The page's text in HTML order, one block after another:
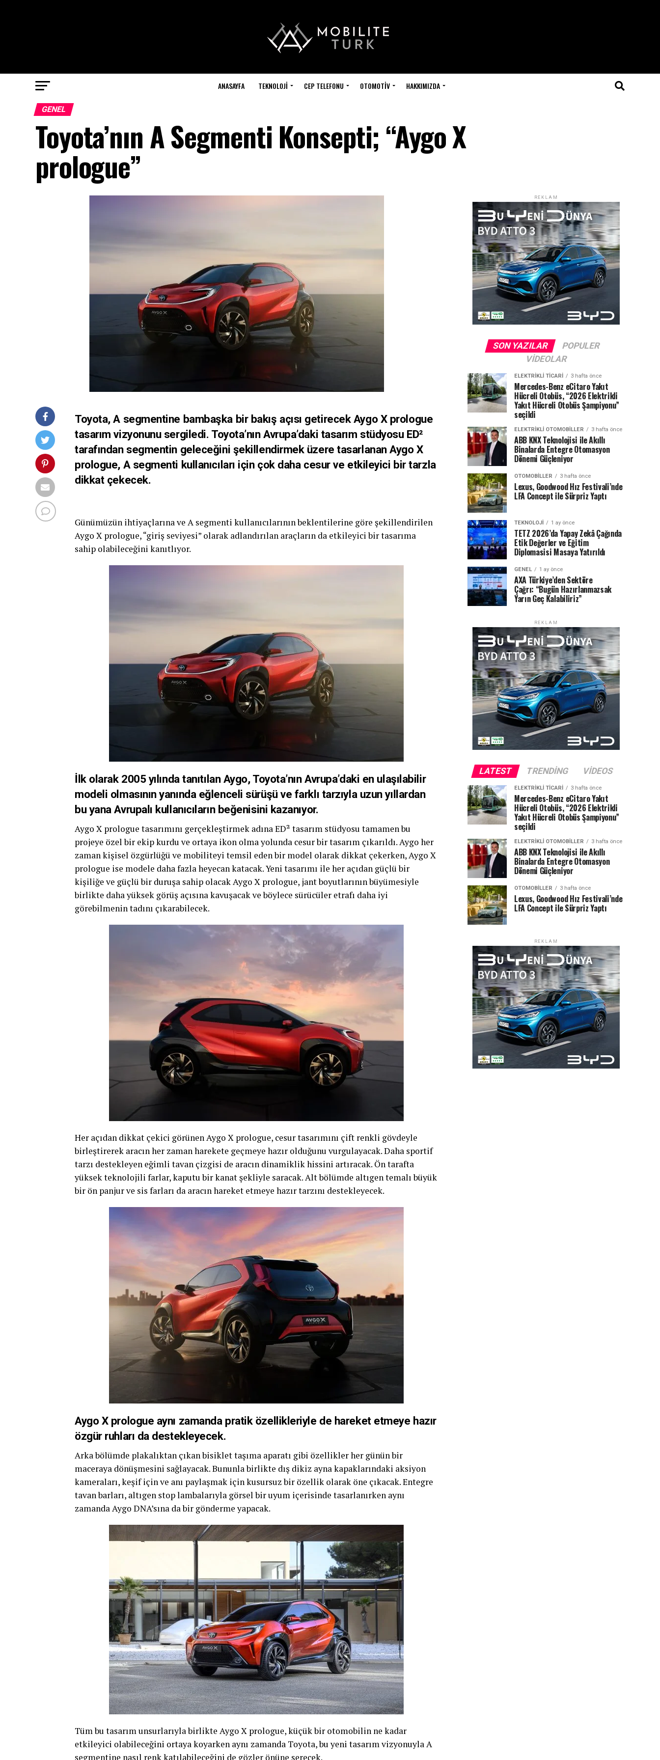
ANASAYFA TEKNOLOJI CEP TELEFONU OTOMOTIV HAKKIMIZDA
GENEL
Toyota’nın A Segmenti Konsepti; “Aygo X
prologue”
Toyota, A segmentine bambaşka bir bakış açısı getirecek Aygo X prologue
tasarım vizyonunu sergiledi. Toyota’nın Avrupa’daki tasarım stüdyosu ED²
tarafından segmentin geleceğini şekillendirmek üzere tasarlanan Aygo X
prologue, A segmenti kullanıcıları için çok daha cesur ve etkileyici bir tarzla
dikkat çekecek.
Günümüzün ihtiyaçlarına ve A segmenti kullanıcılarının beklentilerine göre şekillendirilen
Aygo X prologue, “giriş seviyesi” olarak adlandırılan araçların da etkileyici bir tasarıma
sahip olabileceğini kanıtlıyor.
İlk olarak 2005 yılında tanıtılan Aygo, Toyota’nın Avrupa’daki en ulaşılabilir
modeli olmasının yanında eğlenceli sürüşü ve farklı tarzıyla uzun yıllardan
bu yana Avrupalı kullanıcıların beğenisini kazanıyor.
Aygo X prologue tasarımını gerçekleştirmek adına ED² tasarım stüdyosu tamamen bu
projeye özel bir ekip kurdu ve ortaya ikon olma yolunda cesur bir tasarım çıkarıldı. Aygo her
zaman kişisel özgürlüğü ve mobiliteyi temsil eden bir model olarak dikkat çekerken, Aygo X
prologue ise modele daha fazla heyecan katacak. Yeni tasarımı ile her açıdan güçlü bir
kişiliğe ve güçlü bir duruşa sahip olacak Aygo X prologue, jant boyutlarının büyümesiyle
birlikte daha yüksek görüş açısına kavuşacak ve böylece sürücüler etrafı daha iyi
görebilmenin tadını çıkarabilecek.
Her açıdan dikkat çekici görünen Aygo X prologue, cesur tasarımını çift renkli gövdeyle
birleştirerek aracın her zaman harekete geçmeye hazır olduğunu vurgulayacak. Daha sportif
tarzı destekleyen eğimli tavan çizgisi de aracın dinamiklik hissini artıracak. Ön tarafta
yüksek teknolojili farlar, kaputu bir kanat şekliyle saracak. Alt bölümde altıgen temalı büyük
bir ön panjur ve sis farları da aracın hareket etmeye hazır tarzını destekleyecek.
Aygo X prologue aynı zamanda pratik özellikleriyle de hareket etmeye hazır
özgür ruhları da destekleyecek.
Arka bölümde plakalıktan çıkan bisiklet taşıma aparatı gibi özellikler her günün bir
maceraya dönüşmesini sağlayacak. Bununla birlikte dış dikiz ayna kapaklarındaki aksiyon
kameraları, keşif için ve anı paylaşmak için kusursuz bir özellik olarak öne çıkacak. Entegre
tavan barları, altıgen stop lambalarıyla görsel bir uyum içerisinde tasarlanırken aynı
zamanda Aygo DNA’sına da bir gönderme yapacak.
Tüm bu tasarım unsurlarıyla birlikte Aygo X prologue, küçük bir otomobilin ne kadar
etkileyici olabileceğini ortaya koyarken aynı zamanda Toyota, bu yeni tasarım vizyonuyla A
segmentine nasıl renk katılabileceğini de gözler önüne serecek.
REKLAM
SON YAZILAR
POPULER
VIDEOLAR
ELEKTRIKLI TICARI 3 hafta önce
Mercedes-Benz eCitaro Yakıt
Hücreli Otobüs, “2026 Elektrikli
Yakıt Hücreli Otobüs Şampiyonu”
seçildi
ELEKTRIKLI OTOMOBILLER 3 hafta önce
ABB KNX Teknolojisi ile Akıllı
Binalarda Entegre Otomasyon
Dönemi Güçleniyor
OTOMOBILLER 3 hafta önce
Lexus, Goodwood Hız Festivali’nde
LFA Concept ile Sürpriz Yaptı
TEKNOLOJI 1 ay önce
TETZ 2026’da Yapay Zekâ Çağında
Etik Değerler ve Eğitim
Diplomasisi Masaya Yatırıldı
GENEL 1 ay önce
AXA Türkiye’den Sektöre
Çağrı: “Bugün Hazırlanmazsak
Yarın Geç Kalabiliriz”
REKLAM
LATEST TRENDING VIDEOS
ELEKTRIKLI TICARI 3 hafta önce
Mercedes-Benz eCitaro Yakıt
Hücreli Otobüs, “2026 Elektrikli
Yakıt Hücreli Otobüs Şampiyonu”
seçildi
ELEKTRIKLI OTOMOBILLER 3 hafta önce
ABB KNX Teknolojisi ile Akıllı
Binalarda Entegre Otomasyon
Dönemi Güçleniyor
OTOMOBILLER 3 hafta önce
Lexus, Goodwood Hız Festivali’nde
LFA Concept ile Sürpriz Yaptı
REKLAM